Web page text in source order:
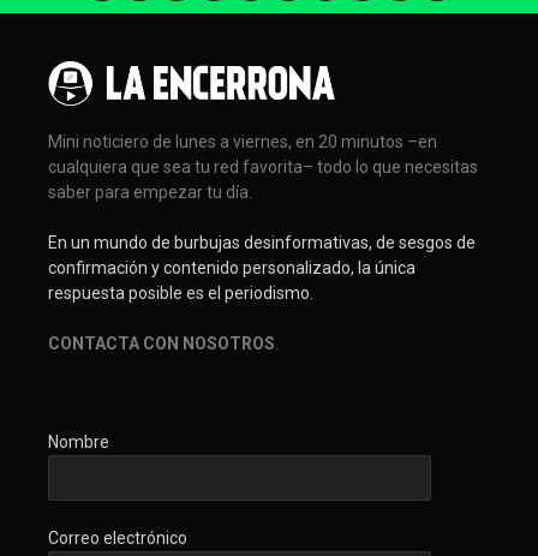
Mini noticiero de lunes a viernes, en 20 minutos –en
cualquiera que sea tu red favorita– todo lo que necesitas
saber para empezar tu día.
En un mundo de burbujas desinformativas, de sesgos de
confirmación y contenido personalizado, la única
respuesta posible es el periodismo.
CONTACTA CON NOSOTROS
Nombre
Correo electrónico